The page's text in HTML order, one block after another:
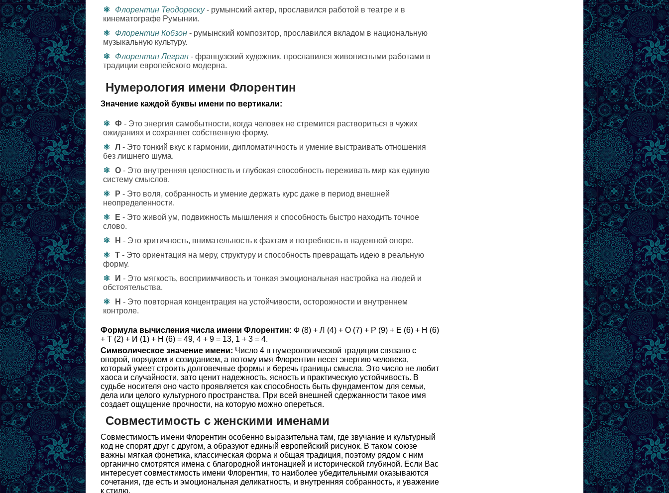
Флорентин Теодореску- румынский актер, прославился работой в театре и в
кинематографе Румынии.
Флорентин Кобзон - румынский композитор, прославился вкладом в национальную
музыкальную культуру.
Флорентин Легран - французский художник, прославился живописными работами в
традиции европейского модерна.
Нумерология имени Флорентин
Значение каждой буквы имени по вертикали:
Ф - Это энергия самобытности, когда человек не стремится раствориться в чужих
ожиданиях и сохраняет собственную форму.
Л - Это тонкий вкус к гармонии, дипломатичность и умение выстраивать отношения
без лишнего шума.
О - Это внутренняя целостность и глубокая способность переживать мир как единую
систему смыслов.
Р - Это воля, собранность и умение держать курс даже в период внешней
неопределенности.
Е - Это живой ум, подвижность мышления и способность быстро находить точное
слово.
Н - Это критичность, внимательность к фактам и потребность в надежной опоре.
Т - Это ориентация на меру, структуру и способность превращать идею в реальную
форму.
И - Это мягкость, восприимчивость и тонкая эмоциональная настройка на людей и
обстоятельства.
Н - Это повторная концентрация на устойчивости, осторожности и внутреннем
контроле.
Формула вычисления числа имени Флорентин: Ф (8) + Л (4) + О (7) + Р (9) + Е (6) + Н (6)
+ Т (2) + И (1) + Н (6) = 49, 4 + 9 = 13, 1 + 3 = 4.
Символическое значение имени: Число 4 в нумерологической традиции связано с
опорой, порядком и созиданием, а потому имя Флорентин несет энергию человека,
который умеет строить долговечные формы и беречь границы смысла. Это число не любит
хаоса и случайности, зато ценит надежность, ясность и практическую устойчивость. В
судьбе носителя оно часто проявляется как способность быть фундаментом для семьи,
дела или целого культурного пространства. При всей внешней сдержанности такое имя
создает ощущение прочности, на которую можно опереться.
Совместимость с женскими именами
Совместимость имени Флорентин особенно выразительна там, где звучание и культурный
код не спорят друг с другом, а образуют единый европейский рисунок. В таком союзе
важны мягкая фонетика, классическая форма и общая традиция, поэтому рядом с ним
органично смотрятся имена с благородной интонацией и исторической глубиной. Если Вас
интересует совместимость имени Флорентин, то наиболее убедительными оказываются
сочетания, где есть и эмоциональная деликатность, и внутренняя собранность, и уважение
к стилю.